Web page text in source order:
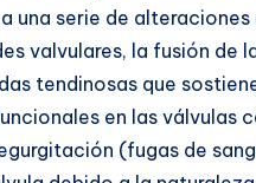
una serie de
valvulares, la fusión de
tendinosas que
en las válvulas
(fugas de